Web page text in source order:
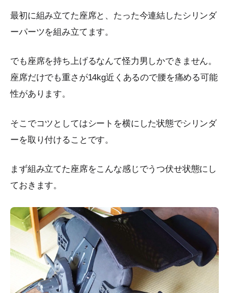
最初に組み立てた座席と、たった今連結したシリンダ
ーパーツを組み立てます。
でも座席を持ち上げるなんて怪力男しかできません。
座席だけでも重さが14kg近くあるので腰を痛める可能
性があります。
そこでコツとしてはシートを横にした状態でシリンダ
ーを取り付けることです。
まず組み立てた座席をこんな感じでうつ伏せ状態にし
ておきます。